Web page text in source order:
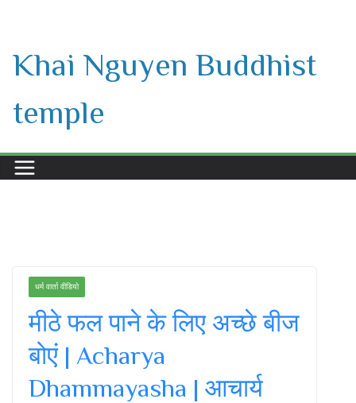
content
Khai Nguyen Buddhist
temple
धर्म वार्ता वीडियो
मीठे फल पाने के लिए अच्छे बीज
बोएं | Acharya
Dhammayasha | आचार्य